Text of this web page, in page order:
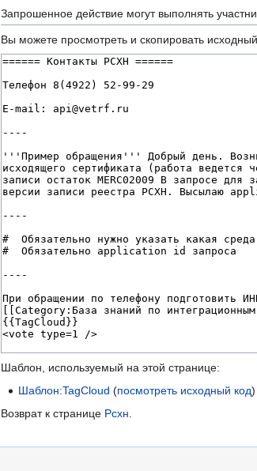
к
навигации
к
поиску
Запрошенное действие могут выполнять
Вы можете просмотреть и скопировать
Шаблон, используемый на этой странице:
Шаблон:TagCloud (посмотреть исходный код)
Возврат к странице Рсхн.